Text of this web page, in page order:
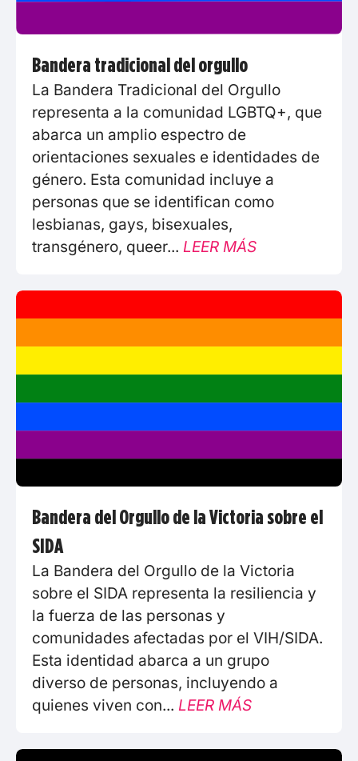
Bandera tradicional del orgullo
La Bandera Tradicional del Orgullo
representa a la comunidad LGBTQ+, que
abarca un amplio espectro de
orientaciones sexuales e identidades de
género. Esta comunidad incluye a
personas que se identifican como
lesbianas, gays, bisexuales,
transgénero, queer... LEER MÁS
Bandera del Orgullo de la Victoria sobre el
SIDA
La Bandera del Orgullo de la Victoria
sobre el SIDA representa la resiliencia y
la fuerza de las personas y
comunidades afectadas por el VIH/SIDA.
Esta identidad abarca a un grupo
diverso de personas, incluyendo a
quienes viven con... LEER MÁS